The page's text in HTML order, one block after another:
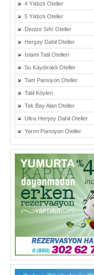
4 Yıldızlı Oteller
5 Yıldızlı Oteller
Denize Sıfır Oteller
Herşey Dahil Oteller
İslami Tatil Otelleri
Su Kaydıraklı Oteller
Tam Pansiyon Oteller
Tatil Köyleri
Tek Bay Alan Oteller
Ultra Herşey Dahil Oteller
Yarım Pansiyon Oteller